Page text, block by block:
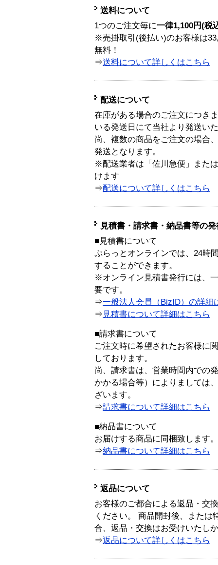
送料について
1つのご注文毎に一律1,100円(税
※売掛取引(後払い)のお客様は
無料！
⇒送料について詳しくはこちら
配送について
在庫がある場合のご注文につき
いる発送日にて当社より発送い
尚、複数の商品をご注文の場合
発送となります。
※配送業者は「佐川急便」また
けます
⇒配送について詳しくはこちら
見積書・請求書・納品書等の
■見積書について
ぷらっとオンラインでは、24時
することができます。
※オンライン見積書発行には、
要です。
⇒一般法人会員（BizID）の詳細
⇒ 見積書について詳細はこちら
■請求書について
ご注文時に希望されたお客様に
しております。
尚、請求書は、営業時間内での
かかる場合等）によりましては
ざいます。
⇒請求書について詳細はこちら
■納品書について
お届けする商品に同梱致します。
⇒納品書について詳細はこちら
返品について
お客様のご都合による返品・交
ください。 商品開封後、または
合、返品・交換はお受けいたし
⇒返品について詳しくはこちら